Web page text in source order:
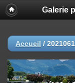
Galerie
Accueil /